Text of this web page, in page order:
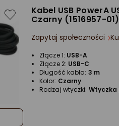
Kabel USB PowerA
Czarny (1516957-01)
Zapytaj społeczności
Złącze 1: USB-A
Złącze 2: USB-C
Długość kabla: 3 m
Kolor: Czarny
Rodzaj wtyczki: